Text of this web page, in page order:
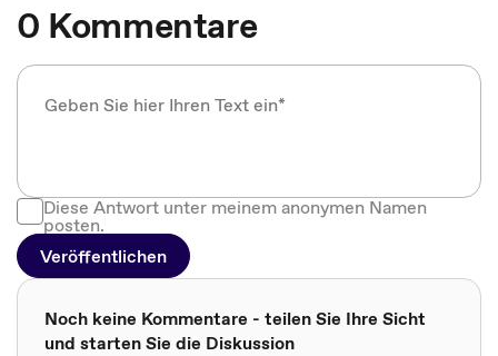
0 Kommentare
Diese Antwort unter meinem anonymen Namen
posten.
Veröffentlichen
Noch keine Kommentare - teilen Sie Ihre Sicht
und starten Sie die Diskussion